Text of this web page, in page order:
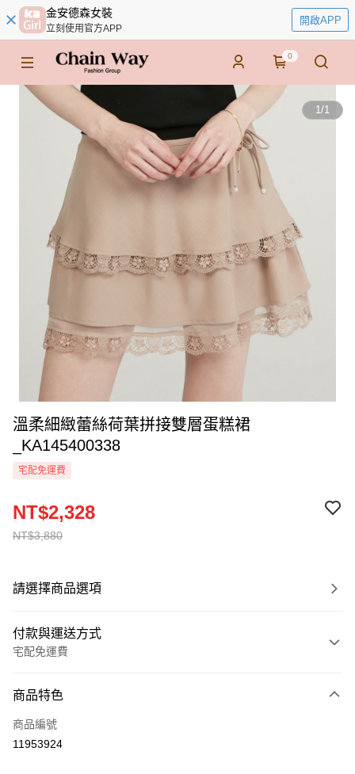
金安德森女裝
立刻使用官方APP
開啟APP
0
1/1
溫柔細緻蕾絲荷葉拼接雙層蛋糕裙
_KA145400338
宅配免運費
NT$3,880
NT$2,328
請選擇商品選項
付款與運送方式
宅配免運費
信用卡一次付款
LINE Pay
商品特色
商品編號
11953924